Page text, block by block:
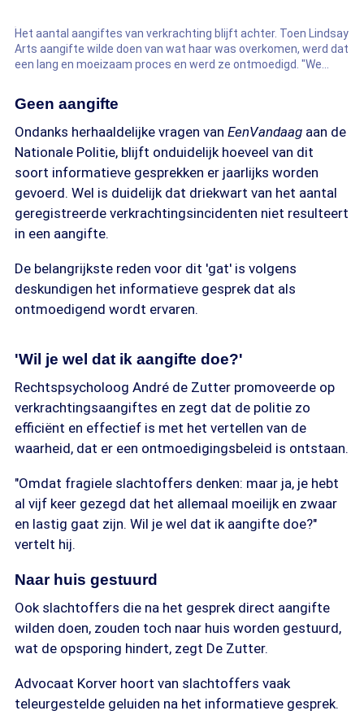
Het aantal aangiftes van verkrachting blijft achter. Toen Lindsay
Arts aangifte wilde doen van wat haar was overkomen, werd dat
een lang en moeizaam proces en werd ze ontmoedigd. "We
Geen aangifte
Ondanks herhaaldelijke vragen van EenVandaag aan de
Nationale Politie, blijft onduidelijk hoeveel van dit
soort informatieve gesprekken er jaarlijks worden
gevoerd. Wel is duidelijk dat driekwart van het aantal
geregistreerde verkrachtingsincidenten niet resulteert
in een aangifte.
De belangrijkste reden voor dit 'gat' is volgens
deskundigen het informatieve gesprek dat als
ontmoedigend wordt ervaren.
'Wil je wel dat ik aangifte doe?'
Rechtspsycholoog André de Zutter promoveerde op
verkrachtingsaangiftes en zegt dat de politie zo
efficiënt en effectief is met het vertellen van de
waarheid, dat er een ontmoedigingsbeleid is ontstaan.
"Omdat fragiele slachtoffers denken: maar ja, je hebt
al vijf keer gezegd dat het allemaal moeilijk en zwaar
en lastig gaat zijn. Wil je wel dat ik aangifte doe?"
vertelt hij.
Naar huis gestuurd
Ook slachtoffers die na het gesprek direct aangifte
wilden doen, zouden toch naar huis worden gestuurd,
wat de opsporing hindert, zegt De Zutter.
Advocaat Korver hoort van slachtoffers vaak
teleurgestelde geluiden na het informatieve gesprek.